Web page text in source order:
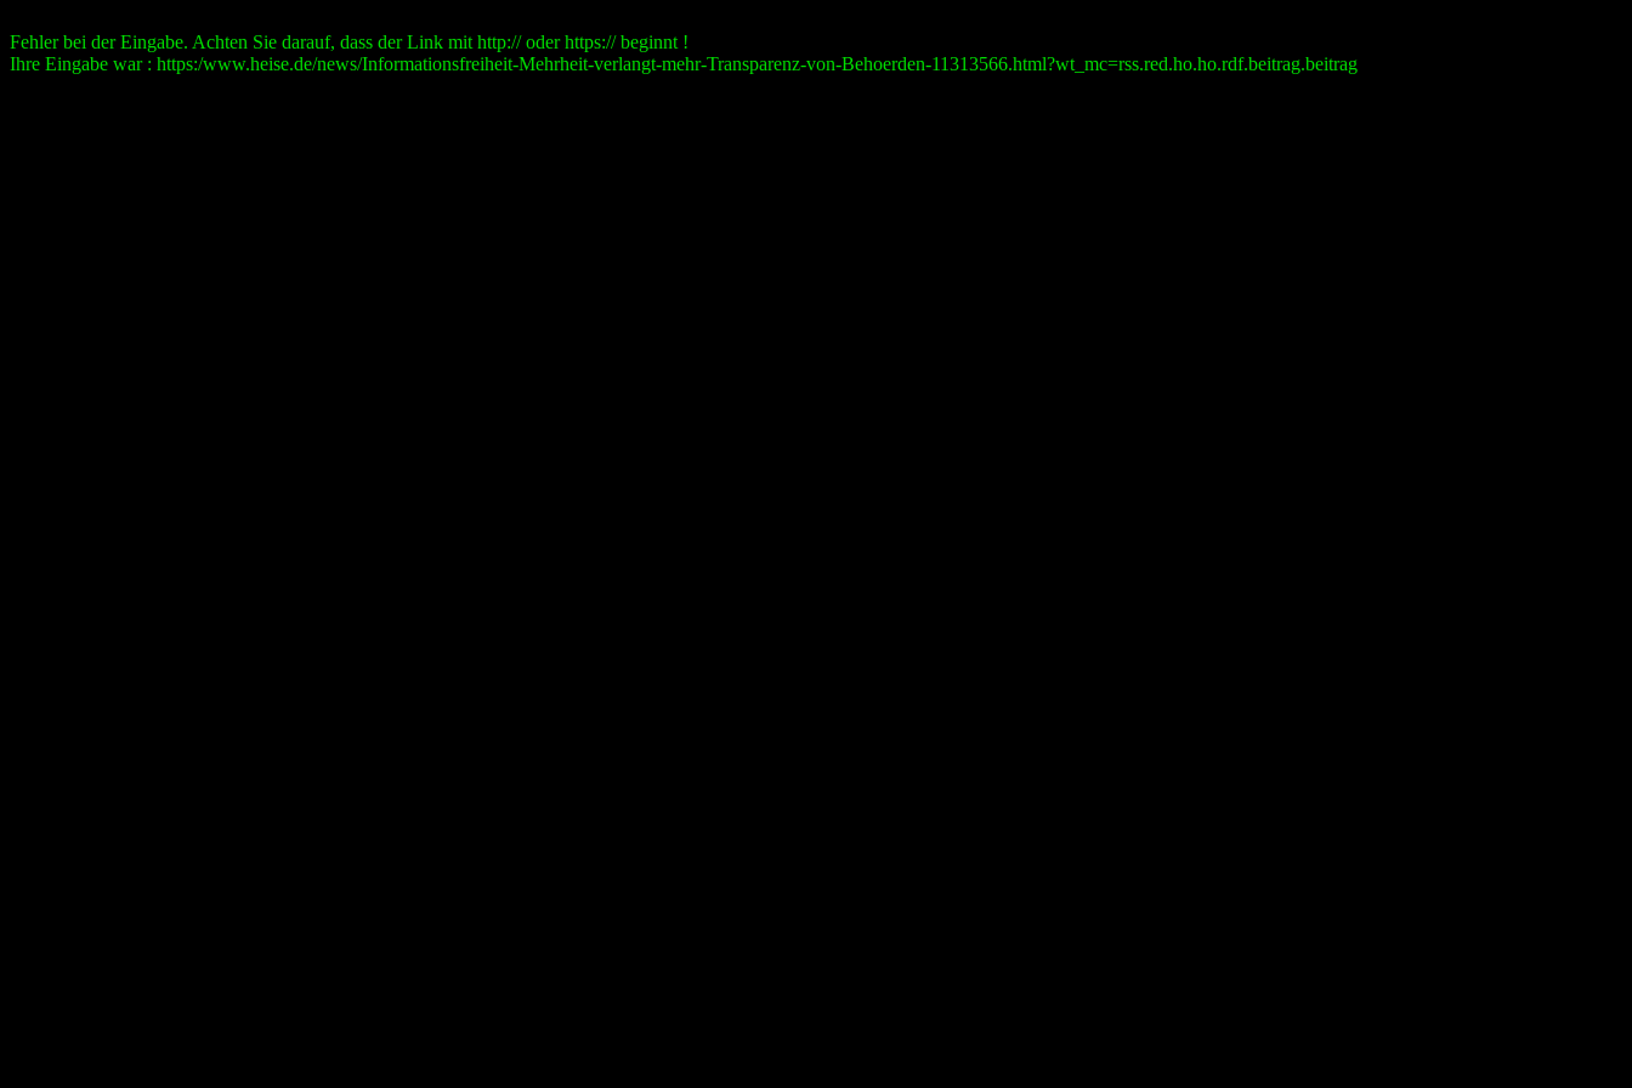
Fehler bei der Eingabe. Achten Sie darauf, dass der Link mit http:// oder https:// beginnt !
Ihre Eingabe war : https:/www.heise.de/news/Informationsfreiheit-Mehrheit-verlangt-mehr-Transparenz-von-Behoerden-11313566.html?wt_mc=rss.red.ho.ho.rdf.beitrag.beitrag